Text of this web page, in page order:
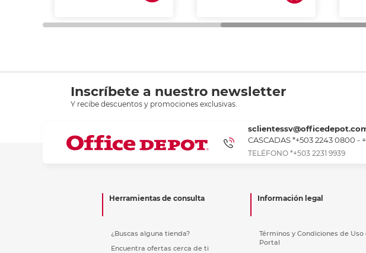
Inscríbete a nuestro newsletter
Y recibe descuentos y promociones exclusivas.
CASCADAS *+503 2243 0800 -
TELÉFONO *+503 2231 9939
Herramientas de consulta
¿Buscas alguna tienda?
Encuentra ofertas cerca de ti
Información legal
Términos y Condiciones de Uso
Portal